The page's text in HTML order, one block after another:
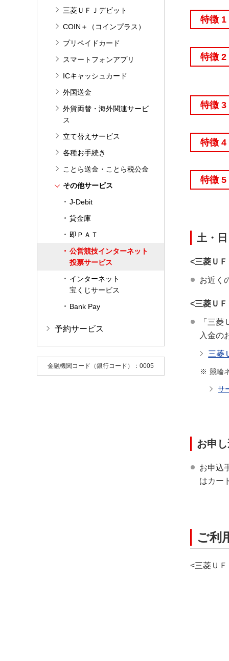
三菱ＵＦＪデビット
COIN＋（コインプラス）
プリペイドカード
スマートフォンアプリ
ICキャッシュカード
外国送金
外貨両替・海外関連サービ
ス
立て替えサービス
各種お手続き
ことら送金・ことら税公金
その他サービス
J-Debit
貸金庫
即ＰＡＴ
公営競技インターネット
投票サービス
インターネット
宝くじサービス
Bank Pay
予約サービス
金融機関コード（銀行コード）：0005
特徴 1
特徴 2
特徴 3
特徴 4
特徴 5
土・
<三菱Ｕ
お近く
<三菱Ｕ
「三
入金の
三菱
競輪
サ
お申
お申込
はカー
ご利
<三菱Ｕ